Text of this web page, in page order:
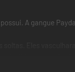
A gangue
última geração.